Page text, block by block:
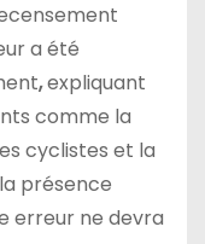
a été
,expliquant
comme la
cyclistes et la
présence
erreur ne devra